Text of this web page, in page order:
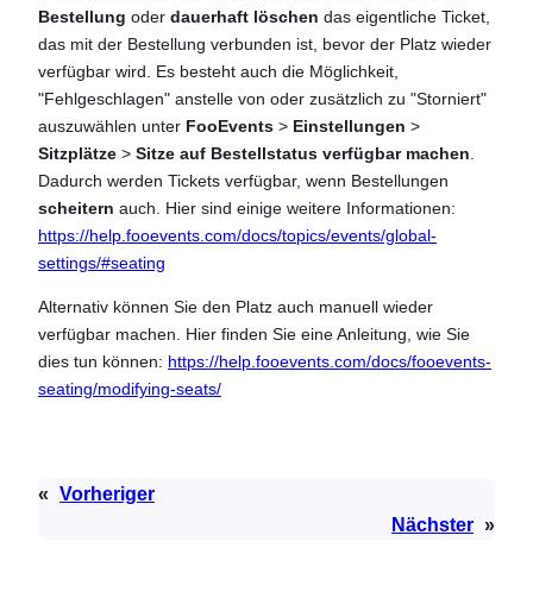
Bestellung oder dauerhaft löschen das eigentliche Ticket,
das mit der Bestellung verbunden ist, bevor der Platz wieder
verfügbar wird. Es besteht auch die Möglichkeit,
"Fehlgeschlagen" anstelle von oder zusätzlich zu "Storniert"
auszuwählen unter FooEvents > Einstellungen >
Sitzplätze > Sitze auf Bestellstatus verfügbar machen
Dadurch werden Tickets verfügbar, wenn Bestellungen
scheitern auch. Hier sind einige weitere Informationen:
https://help.fooevents.com/docs/topics/events/global-
settings/#seating
Alternativ können Sie den Platz auch manuell wieder
verfügbar machen. Hier finden Sie eine Anleitung, wie Sie
dies tun können: https://help.fooevents.com/docs/fooevents-
seating/modifying-seats/
« Vorheriger
Nächster »